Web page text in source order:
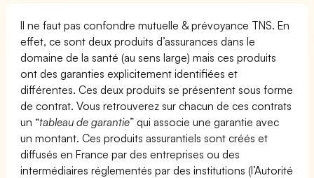
Il ne faut pas confondre mutuelle & prévoyance TNS. En
effet, ce sont deux produits d’assurances dans le
domaine de la santé (au sens large) mais ces produits
ont des garanties explicitement identifiées et
différentes. Ces deux produits se présentent sous forme
de contrat. Vous retrouverez sur chacun de ces contrats
un “tableau de garantie” qui associe une garantie avec
un montant. Ces produits assurantiels sont créés et
diffusés en France par des entreprises ou des
intermédiaires réglementés par des institutions (l’Autorité